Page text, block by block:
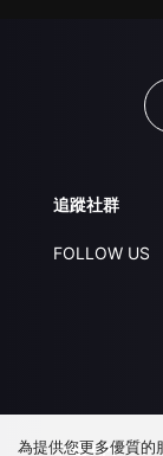
追蹤社群
FOLLOW US
下載 APP
為提供您更多優質